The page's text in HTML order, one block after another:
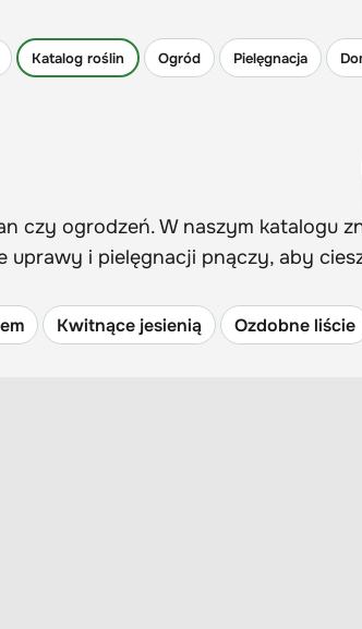
Katalog roślin Ogród Pielęgnacja
czy ogrodzeń. W naszym katalogu
i pielęgnacji pnączy, aby
Kwitnące jesienią Ozdobne liście